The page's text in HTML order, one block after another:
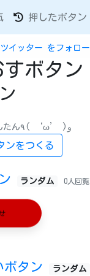
押したボタン
イッター をフォロー
ボタン
ログイン不要でかんたん٩( ‘ω’ )و
ンをつくる
ランダム 0人回覧
ボタン ランダム